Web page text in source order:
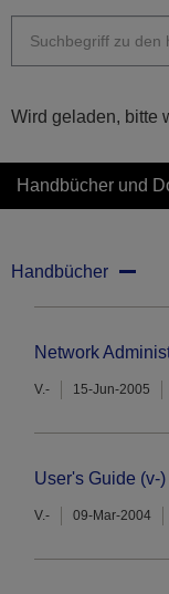
Wird geladen, bitte
Handbücher und
Handbücher
Network
V.- 15-Jun-2005
User's Guide (v-)
V.- 09-Mar-2004